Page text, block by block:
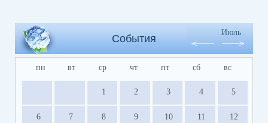
События
Июль
пн вт ср чт пт сб вс
1 2 3 4 5
6 7 8 9 10 11 12